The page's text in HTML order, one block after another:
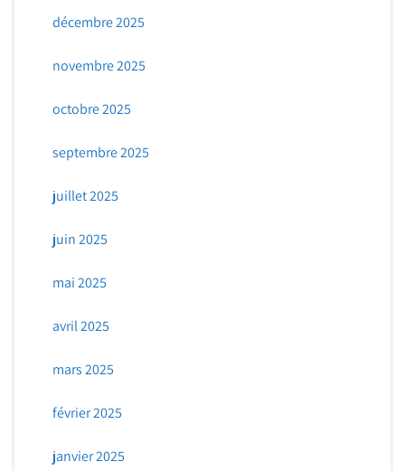
décembre 2025
novembre 2025
octobre 2025
septembre 2025
juillet 2025
juin 2025
mai 2025
avril 2025
mars 2025
février 2025
janvier 2025